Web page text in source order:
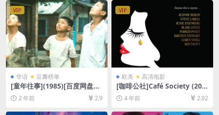
幕]
VIP
华语 豆瓣榜单
[童年往事](1985)[百度网盘
+夸克网盘1080P超清未删减
资源][网盘在线播放/下载][MP
4/8GB][中文字幕]
2 年前 2.9
VIP
欧美 高清电影
[咖啡公社]Café Society (201
6)[百度网盘+迅雷云盘资源10
80P超清未删减][MP4/6GB]
[中文字幕]
4 年前 2.92